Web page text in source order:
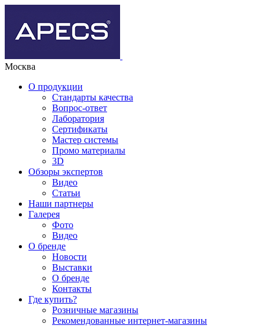
Москва
О продукции
Стандарты качества
Вопрос-ответ
Лаборатория
Сертификаты
Мастер системы
Промо материалы
3D
Обзоры экспертов
Видео
Статьи
Наши партнеры
Галерея
Фото
Видео
О бренде
Новости
Выставки
О бренде
Контакты
Где купить?
Розничные магазины
Рекомендованные интернет-магазины